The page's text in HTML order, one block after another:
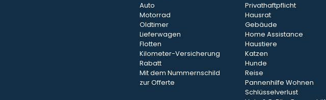
Auto
Motorrad
Oldtimer
Lieferwagen
Flotten
Kilometer-Versicherung
Rabatt
Mit dem Nummernschild
zur Offerte
Privathaftpflicht
Hausrat
Gebäude
Home Assistance
Haustiere
Katzen
Hunde
Reise
Pannenhilfe Wohnen
Schlüsselverlust